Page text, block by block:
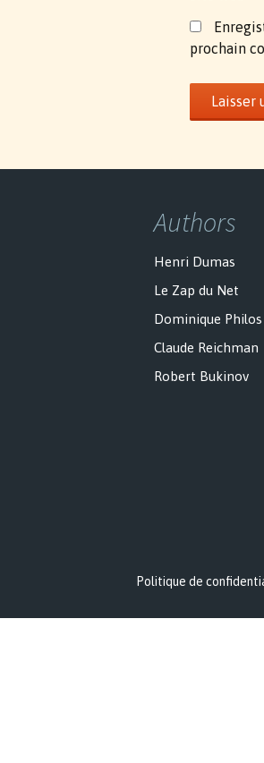
prochain
Authors
Henri Dumas
Le Zap du Net
Dominique Philos
Claude Reichman
Robert Bukinov
Politique de